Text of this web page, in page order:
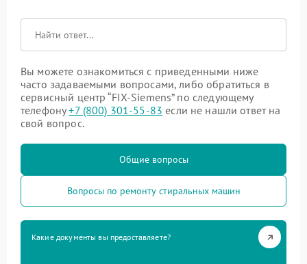
Вы можете ознакомиться с приведенными ниже
часто задаваемыми вопросами, либо обратиться в
сервисный центр “FIX-Siemens” по следующему
телефону+7 (800) 301-55-83 если не нашли ответ на
свой вопрос.
Общие вопросы
Вопросы по ремонту стиральных машин
Какие документы вы предоставляете?